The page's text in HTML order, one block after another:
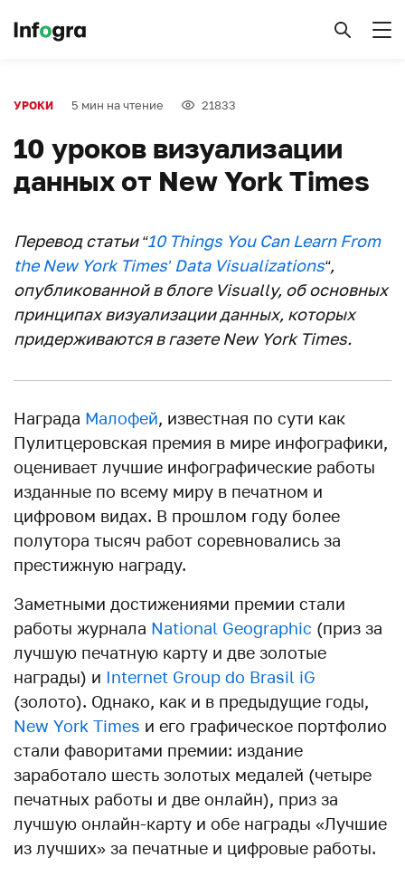
УРОКИ 5 мин на чтение 21833
10 уроков визуализации
данных от New York Times
Перевод статьи “10 Things You Can Learn From
the New York Times’ Data Visualizations“,
опубликованной в блоге Visually, об основных
принципах визуализации данных, которых
придерживаются в газете New York Times.
Награда Малофей, известная по сути как
Пулитцеровская премия в мире инфографики,
оценивает лучшие инфографические работы
изданные по всему миру в печатном и
цифровом видах. В прошлом году более
полутора тысяч работ соревновались за
престижную награду.
Заметными достижениями премии стали
работы журнала National Geographic (приз за
лучшую печатную карту и две золотые
награды) и Internet Group do Brasil iG
(золото). Однако, как и в предыдущие годы,
New York Times и его графическое портфолио
стали фаворитами премии: издание
заработало шесть золотых медалей (четыре
печатных работы и две онлайн), приз за
лучшую онлайн-карту и обе награды «Лучшие
из лучших» за печатные и цифровые работы.